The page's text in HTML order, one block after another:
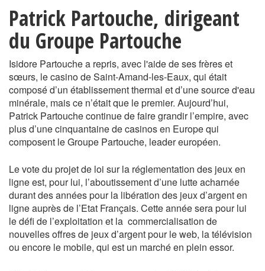
Patrick Partouche, dirigeant
du Groupe Partouche
Isidore Partouche a repris, avec l'aide de ses frères et
sœurs, le casino de Saint-Amand-les-Eaux, qui était
composé d’un établissement thermal et d’une source d'eau
minérale, mais ce n’était que le premier. Aujourd’hui,
Patrick Partouche continue de faire grandir l’empire, avec
plus d’une cinquantaine de casinos en Europe qui
composent le Groupe Partouche, leader européen.
Le vote du projet de loi sur la réglementation des jeux en
ligne est, pour lui, l’aboutissement d’une lutte acharnée
durant des années pour la libération des jeux d’argent en
ligne auprès de l’Etat Français. Cette année sera pour lui
le défi de l’exploitation et la commercialisation de
nouvelles offres de jeux d’argent pour le web, la télévision
ou encore le mobile, qui est un marché en plein essor.